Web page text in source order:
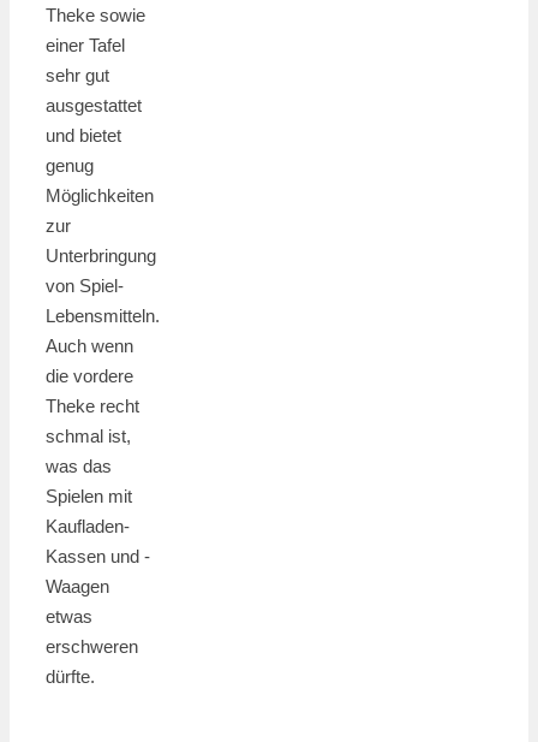
Theke sowie
einer Tafel
sehr gut
ausgestattet
und bietet
genug
Möglichkeiten
zur
Unterbringung
von Spiel-
Lebensmitteln.
Auch wenn
die vordere
Theke recht
schmal ist,
was das
Spielen mit
Kaufladen-
Kassen und -
Waagen
etwas
erschweren
dürfte.